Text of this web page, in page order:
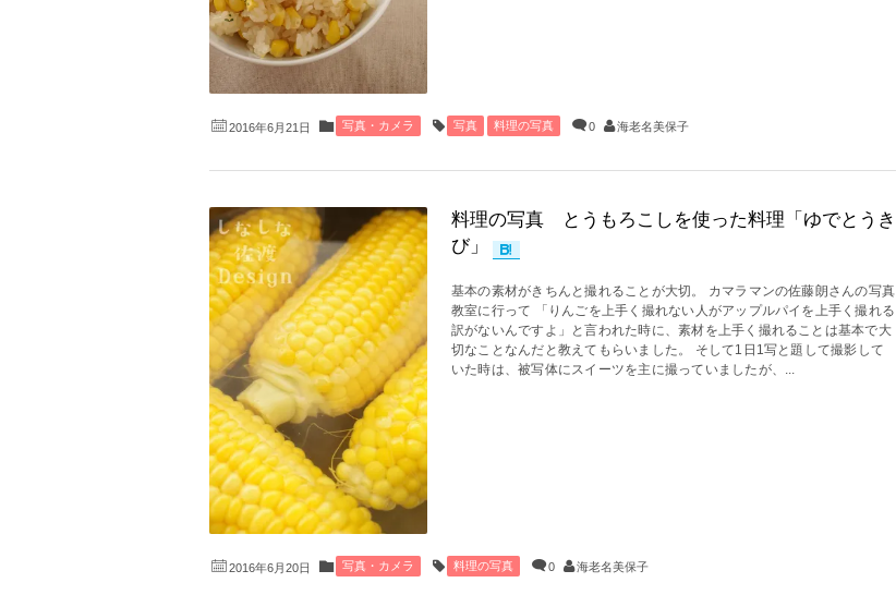
2016年6月21日 写真・カメラ 写真 料理の写真 0 海老名美保子
料理の写真 とうもろこしを使った料理「ゆでとうき
び」
基本の素材がきちんと撮れることが大切。 カマラマンの佐藤朗さんの写真
教室に行って 「りんごを上手く撮れない人がアップルパイを上手く撮れる
訳がないんですよ」と言われた時に、素材を上手く撮れることは基本で大
切なことなんだと教えてもらいました。 そして1日1写と題して撮影して
いた時は、被写体にスイーツを主に撮っていましたが、...
2016年6月20日 写真・カメラ 料理の写真 0 海老名美保子